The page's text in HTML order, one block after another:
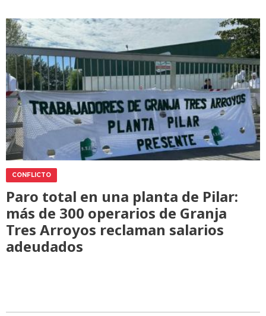
CONFLICTO
Paro total en una planta de Pilar:
más de 300 operarios de Granja
Tres Arroyos reclaman salarios
adeudados